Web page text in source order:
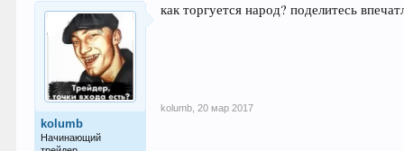
kolumb
Начинающий
как торгуется народ? поделитесь
kolumb 20 мар 2017